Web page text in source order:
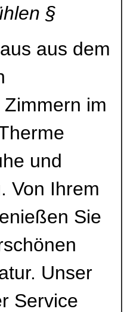
§
aus dem
im
und
Von Ihrem
Sie
Unser
Service